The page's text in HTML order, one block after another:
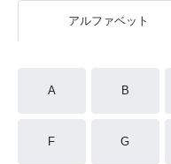
アルファベット
A B
F G